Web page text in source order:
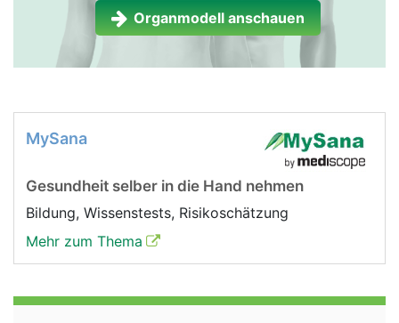
Organmodell anschauen
MySana
Gesundheit selber in die Hand nehmen
Bildung, Wissenstests, Risikoschätzung
Mehr zum Thema